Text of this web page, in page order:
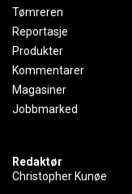
Tømreren
Reportasje
Produkter
Kommentarer
Magasiner
Jobbmarked
Redaktør
Christopher Kunøe